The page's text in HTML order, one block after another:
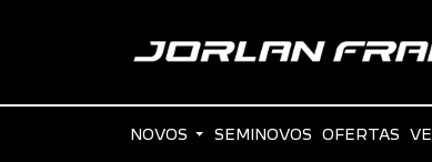
NOVOS SEMINOVOS OFERTAS